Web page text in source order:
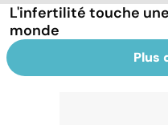
L'infertilité touche
monde
Plus